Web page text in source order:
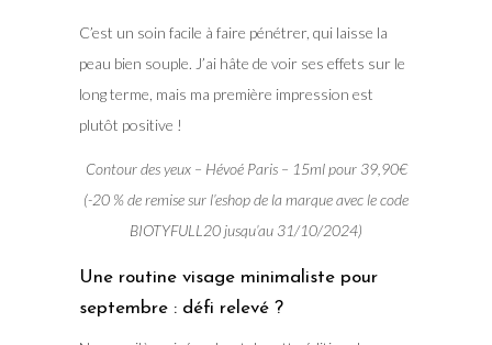
C’est un soin facile à faire pénétrer, qui laisse la
peau bien souple. J’ai hâte de voir ses effets sur le
long terme, mais ma première impression est
plutôt positive !
Contour des yeux – Hévoé Paris – 15ml pour 39,90€
(-20 % de remise sur l’eshop de la marque avec le code
BIOTYFULL20 jusqu’au 31/10/2024)
Une routine visage minimaliste pour
septembre : défi relevé ?